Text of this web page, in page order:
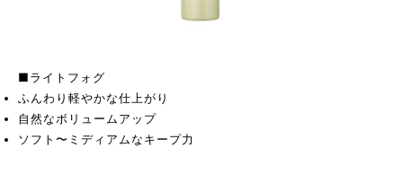
■ライトフォグ
ふんわり軽やかな仕上がり
自然なボリュームアップ
ソフト〜ミディアムなキープ力